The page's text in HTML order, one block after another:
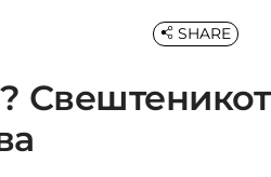
Свештеникот
SHARE